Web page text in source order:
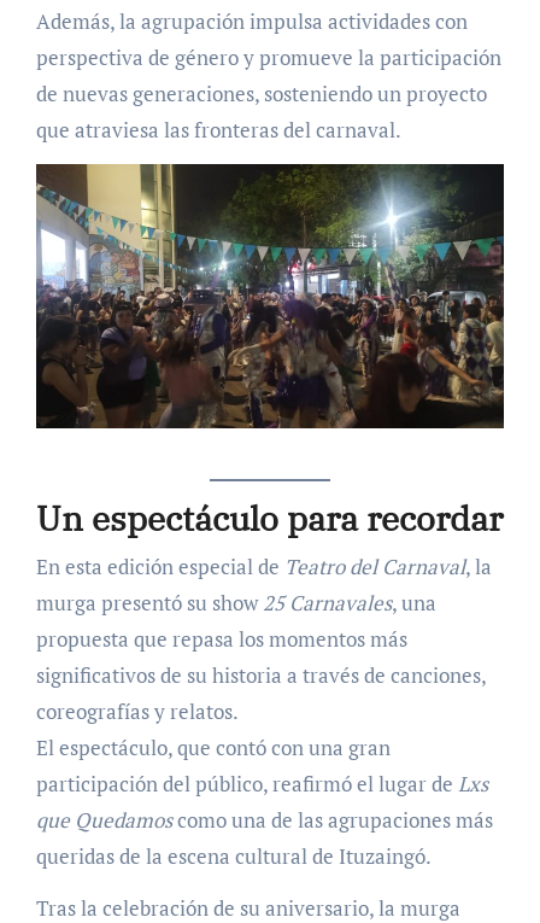
Además, la agrupación impulsa actividades con
perspectiva de género y promueve la participación
de nuevas generaciones, sosteniendo un proyecto
que atraviesa las fronteras del carnaval.
Un espectáculo para recordar
En esta edición especial de Teatro del Carnaval, la
murga presentó su show25 Carnavales, una
propuesta que repasa los momentos más
significativos de su historia a través de canciones,
coreografías y relatos.
El espectáculo, que contó con una gran
participación del público, reafirmó el lugar de Lxs
que Quedamoscomo una de las agrupaciones más
queridas de la escena cultural de Ituzaingó.
Tras la celebración de su aniversario, la murga